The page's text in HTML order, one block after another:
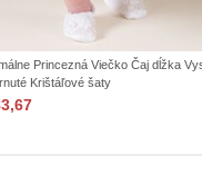
Princezná Viečko Čaj dĺžka
Krištáľové šaty